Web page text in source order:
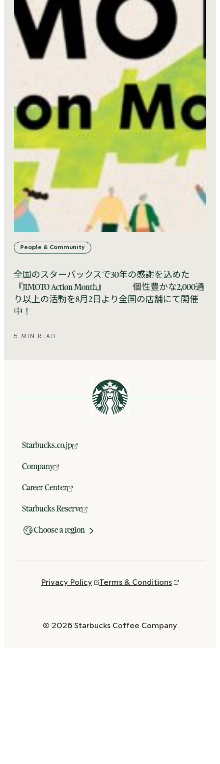
People & Community
全国のスターバックスで30年の感謝を込めた
『JIMOTO Action Month』 個性豊かな2,000通
り以上の活動を8月2日より全国の店舗にて開催
中！
5 MIN READ
Starbucks.co.jp
Company
Career Center
Starbucks Reserve
Choose a region
Privacy Policy Terms & Conditions
© 2026 Starbucks Coffee Company